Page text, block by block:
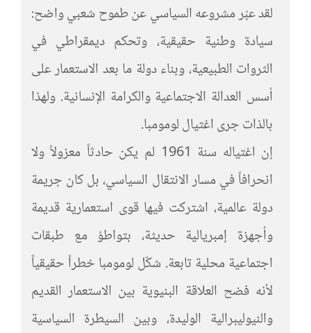
لقد عبّر مشروعه السياسي عن طموح شعبي واضح:
سيادة وطنية حقيقية، وتحكم ديمقراطي في
الثروات الطبيعية، وبناء دولة ما بعد الاستعمار على
أسس العدالة الاجتماعية والكرامة الإنسانية. ولهذا
بالذات جرى اغتيال لومومبا.
إن اغتياله سنة 1961 لم يكن حادثاً معزولاً ولا
انحرافاً في مسار الانتقال السياسي، بل كان جريمة
دولة عالمية، اشتركت فيها قوى استعمارية قديمة
وأجهزة إمبريالية حديثة، بتواطؤ مع طبقات
اجتماعية محلية تابعة. شكّل لومومبا خطراً حقيقياً
لأنه فضح العلاقة البنيوية بين الاستعمار القديم
والنيوليبرالية الوليدة، وبين السيطرة السياسية